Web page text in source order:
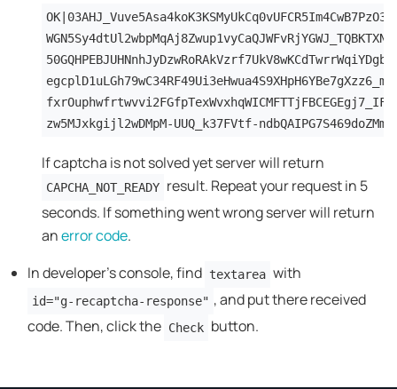
zw5MJxkgijl2wDMpM-UUQ_k37FVtf-
If captcha is not solved yet server will return
CAPCHA_NOT_READY result. Repeat your request in 5
seconds. If something went wrong server will return
anerror code.
In developer's console, find textarea with
id="g-recaptcha-response" , and put there received
code. Then, click the Check button.